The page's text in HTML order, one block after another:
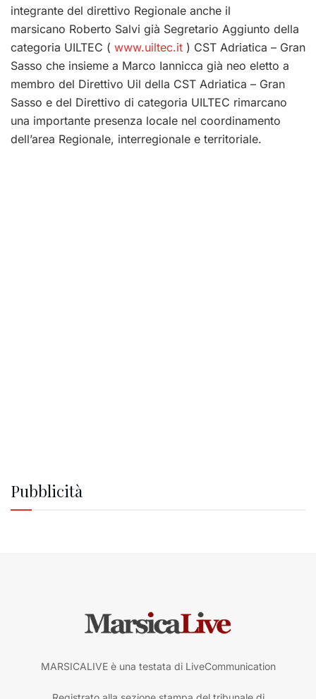
integrante del direttivo Regionale anche il
marsicano Roberto Salvi già Segretario Aggiunto della
categoria UILTEC ( www.uiltec.it ) CST Adriatica – Gran
Sasso che insieme a Marco Iannicca già neo eletto a
membro del Direttivo Uil della CST Adriatica – Gran
Sasso e del Direttivo di categoria UILTEC rimarcano
una importante presenza locale nel coordinamento
dell’area Regionale, interregionale e territoriale.
Pubblicità
MARSICALIVE è una testata di LiveCommunication